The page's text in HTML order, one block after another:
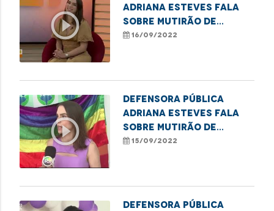
play_circle_outline
Adriana Esteves fala
sobre mutirão de
retificação de nome em
16/09/2022
play_circle_outline
Defensora Pública
Adriana Esteves fala
sobre mutirão de
retificação de nomes
Açailândia.
15/09/2022
Defensora pública